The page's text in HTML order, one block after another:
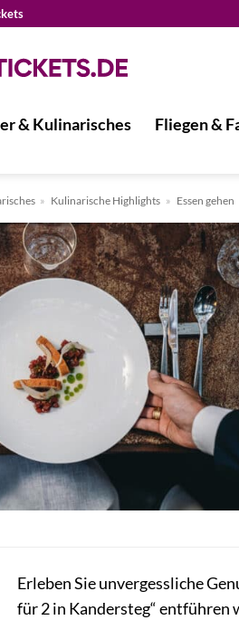
& Kulinarisches Fliegen &
» Kulinarische Highlights » Essen gehen
Erleben Sie unvergessliche
für 2 in Kandersteg“ entführen